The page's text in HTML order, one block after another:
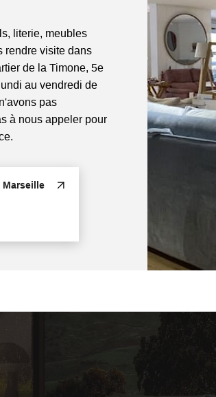
literie, meubles
rendre visite dans
de la Timone, 5e
au vendredi de
pas
à nous appeler pour